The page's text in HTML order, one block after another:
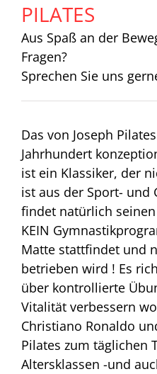
PILATES
Aus Spaß an der
Fragen?
Sprechen Sie uns
Das von Joseph
Jahrhundert
ist ein Klassiker, der
ist aus der Sport- und
findet natürlich seinen
KEIN
Matte stattfindet und
betrieben wird ! Es
über kontrollierte
Vitalität verbessern
Christiano Ronaldo
Pilates zum täglichen
Altersklassen -und